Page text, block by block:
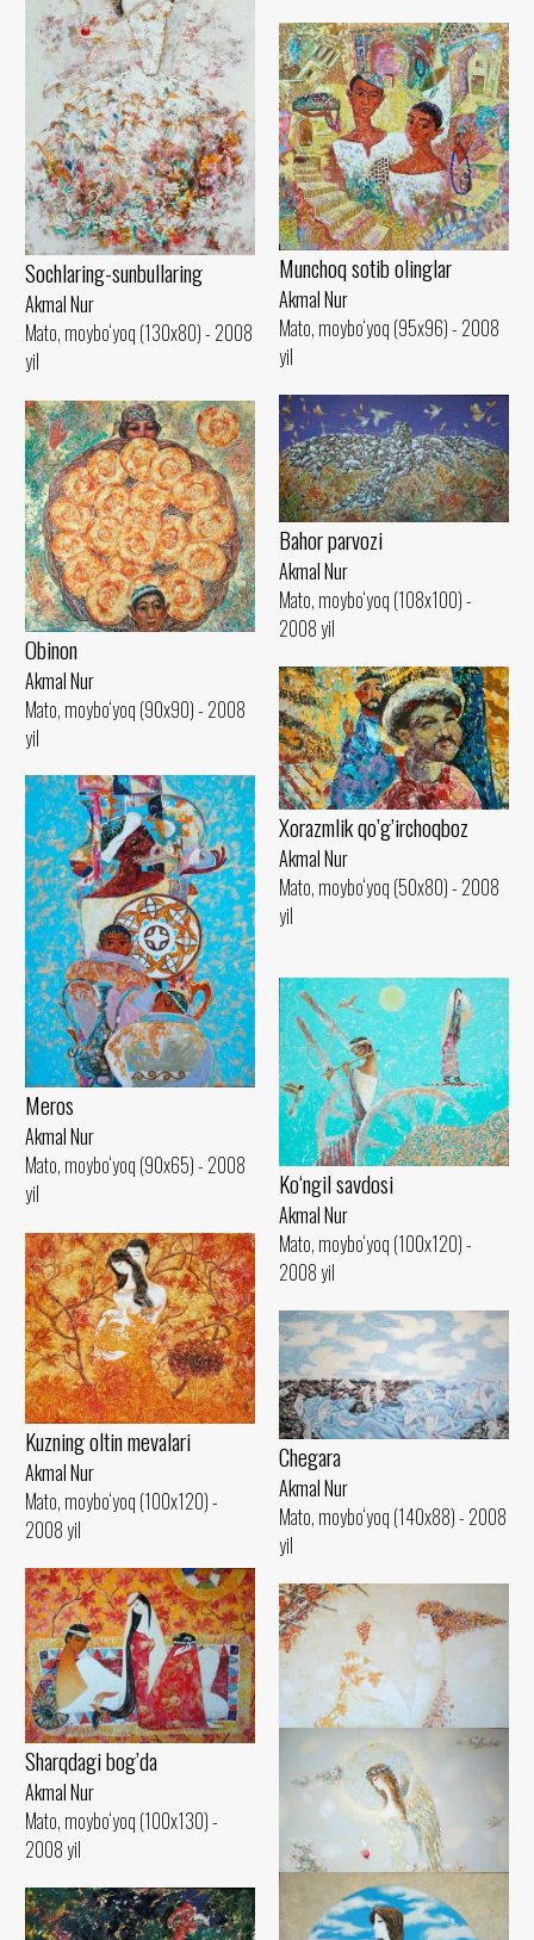
Sochlaring-sunbullaring
Akmal Nur
Mato, moybo‘yoq (130x80) - 2008
yil
Munchoq sotib olinglar
Akmal Nur
Mato, moybo‘yoq (95x96) - 2008
yil
Bahor parvozi
Akmal Nur
Mato, moybo‘yoq (108x100) -
2008 yil
Obinon
Akmal Nur
Mato, moybo‘yoq (90x90) - 2008
yil
Xorazmlik qo’g’irchoqboz
Akmal Nur
Mato, moybo‘yoq (50x80) - 2008
yil
Meros
Akmal Nur
Mato, moybo‘yoq (90x65) - 2008
yil
Ko‘ngil savdosi
Akmal Nur
Mato, moybo‘yoq (100x120) -
2008 yil
Kuzning oltin mevalari
Akmal Nur
Mato, moybo‘yoq (100x120) -
2008 yil
Chegara
Akmal Nur
Mato, moybo‘yoq (140x88) - 2008
yil
Sharqdagi bog’da
Akmal Nur
Mato, moybo‘yoq (100x130) -
2008 yil
Ma’buda
Mato, moybo‘yoq (90x105) - 2008
yil